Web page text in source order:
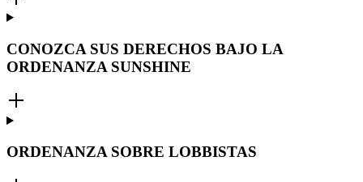
CONOZCA SUS DERECHOS BAJO LA
ORDENANZA SUNSHINE
ORDENANZA SOBRE LOBBISTAS